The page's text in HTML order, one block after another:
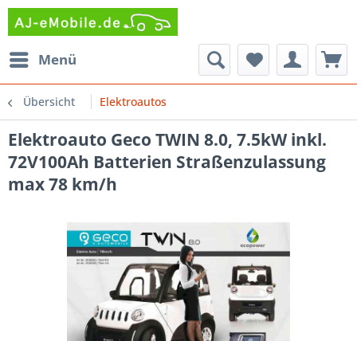
Menü
Übersicht Elektroautos
Elektroauto Geco TWIN 8.0, 7.5kW inkl.
72V100Ah Batterien Straßenzulassung
max 78 km/h